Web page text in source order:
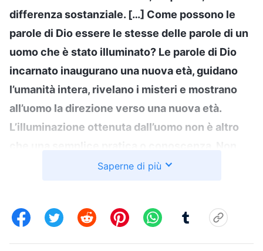
differenza sostanziale. […] Come possono le
parole di Dio essere le stesse delle parole di un
uomo che è stato illuminato? Le parole di Dio
incarnato inaugurano una nuova età, guidano
l’umanità intera, rivelano i misteri e mostrano
all’uomo la direzione verso una nuova età.
L’illuminazione ottenuta dall’uomo non è altro
può guidare tutta l’umanità verso una nuova età
e l’uomo ha la sostanza dell’uomo. Se l’uomo
Saperne di più